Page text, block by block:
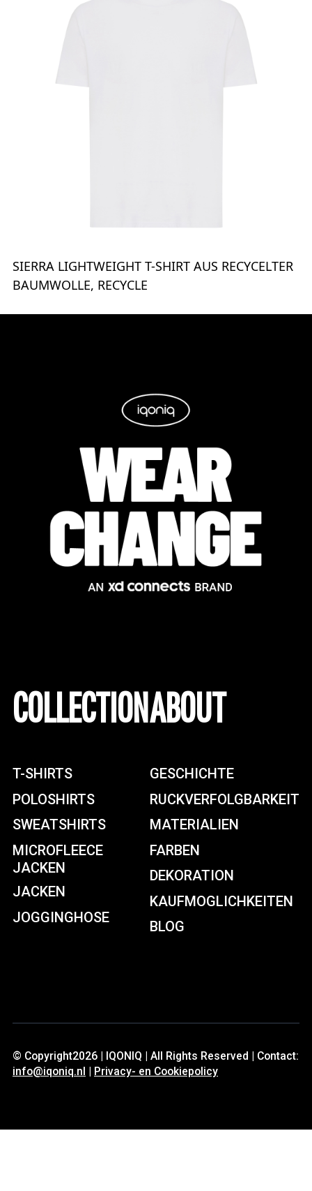
SIERRA LIGHTWEIGHT T-SHIRT AUS RECYCELTER
BAUMWOLLE, RECYCLE
COLLECTION
T-SHIRTS
POLOSHIRTS
SWEATSHIRTS
MICROFLEECE
JACKEN
JACKEN
JOGGINGHOSE
ABOUT
GESCHICHTE
RUCKVERFOLGBARKEIT
MATERIALIEN
FARBEN
DEKORATION
KAUFMOGLICHKEITEN
BLOG
© Copyright2026 | IQONIQ | All Rights Reserved | Contact:
info@iqoniq.nl | Privacy- en Cookiepolicy